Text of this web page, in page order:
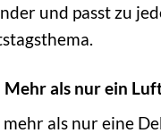
und passt zu
als nur ein
als nur eine